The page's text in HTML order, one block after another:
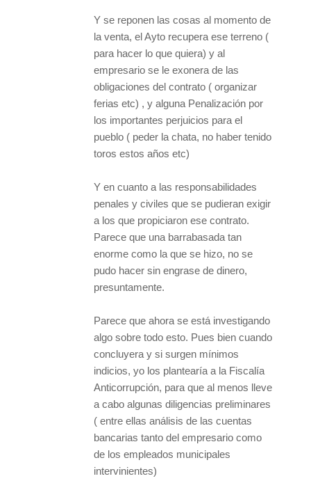
Y se reponen las cosas al momento de
la venta, el Ayto recupera ese terreno (
para hacer lo que quiera) y al
empresario se le exonera de las
obligaciones del contrato ( organizar
ferias etc) , y alguna Penalización por
los importantes perjuicios para el
pueblo ( peder la chata, no haber tenido
toros estos años etc)
Y en cuanto a las responsabilidades
penales y civiles que se pudieran exigir
a los que propiciaron ese contrato.
Parece que una barrabasada tan
enorme como la que se hizo, no se
pudo hacer sin engrase de dinero,
presuntamente.
Parece que ahora se está investigando
algo sobre todo esto. Pues bien cuando
concluyera y si surgen mínimos
indicios, yo los plantearía a la Fiscalía
Anticorrupción, para que al menos lleve
a cabo algunas diligencias preliminares
( entre ellas análisis de las cuentas
bancarias tanto del empresario como
de los empleados municipales
intervinientes)